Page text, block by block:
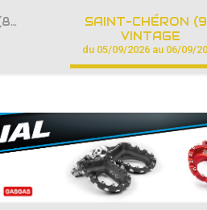
TRANS-EN-PROVENCE (83)
SAINT-CHÉRON
VINTAGE
du 05/09/2026 au 06/09/